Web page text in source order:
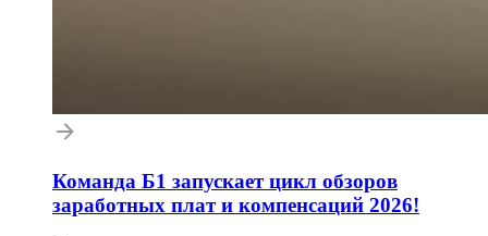
Команда Б1 запускает цикл обзоров
заработных плат и компенсаций 2026!